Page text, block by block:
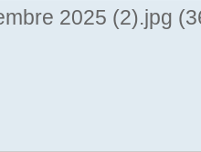
2025 (2).jpg